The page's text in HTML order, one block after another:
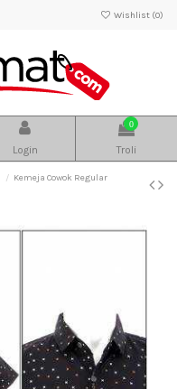
Wishlist (0)
Login
0
Troli
Kemeja Cowok Regular